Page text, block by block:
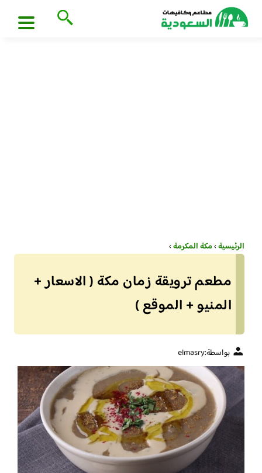
الرئيسية›مكة المكرمة›
مطعم ترويقة زمان مكة ( الاسعار +
المنيو + الموقع )
بواسطة:elmasry